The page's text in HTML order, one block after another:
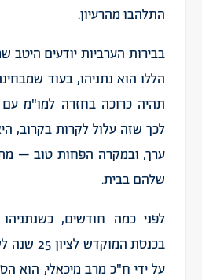
התלהבו מהרעיון.
בבירות הערביות יודעים היטב
הללו הוא נתניהו, בעוד
תהיה כרוכה בחזרה למו"מ עם
לכך שזה עלול לקרות בקרוב,
ערך, ובמקרה הפחות טוב –
שלהם בבית.
לפני כמה חודשים,
בכנסת
על ידי ח"כ מרב מיכאלי, הוא